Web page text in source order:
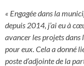
« Engagée dans la
depuis 2014, j’ai eu à
avancer les projets
pour eux. Cela a donné
poste d’adjointe de la